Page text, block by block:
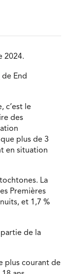
2024.
de End
c’est le
des
plus de 3
en situation
La
Premières
et 1,7 %
de la
plus courant de